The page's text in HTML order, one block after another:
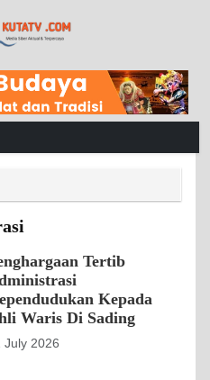
Tertib
Kepada
Waris Di Sading
July 2026